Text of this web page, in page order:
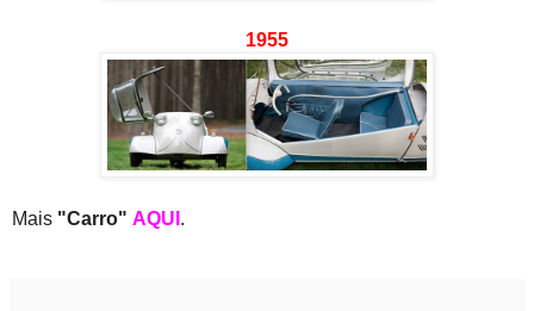
1955
Mais "Carro" AQUI .